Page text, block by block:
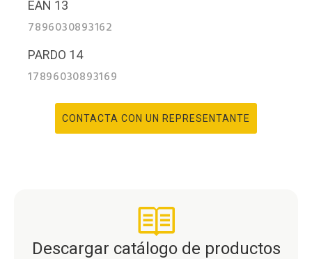
EAN 13
7896030893162
PARDO 14
17896030893169
CONTACTA CON UN REPRESENTANTE
Descargar catálogo de productos